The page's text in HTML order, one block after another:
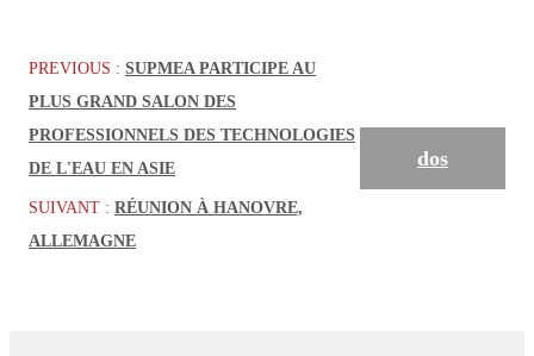
PREVIOUS : SUPMEA PARTICIPE AU
PLUS GRAND SALON DES
PROFESSIONNELS DES TECHNOLOGIES
DE L'EAU EN ASIE
SUIVANT : RÉUNION À HANOVRE,
ALLEMAGNE
dos